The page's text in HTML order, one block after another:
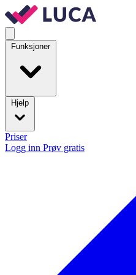
Funksjoner
Hjelp
Priser
Logg inn Prøv gratis